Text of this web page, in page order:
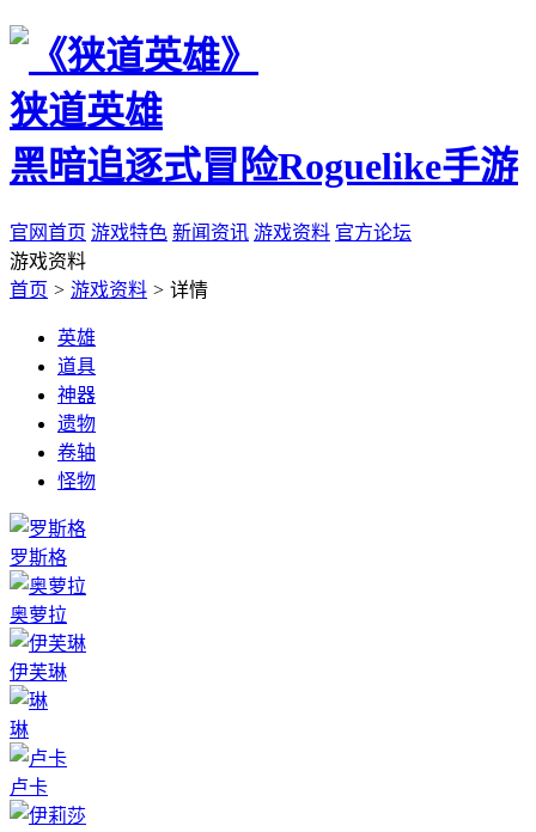
狭道英雄
黑暗追逐式冒险Roguelike手游
官网首页 游戏特色 新闻资讯 游戏资料 官方论坛
游戏资料
首页 > 游戏资料 > 详情
英雄
道具
神器
遗物
卷轴
怪物
罗斯格
奥萝拉
伊芙琳
琳
卢卡